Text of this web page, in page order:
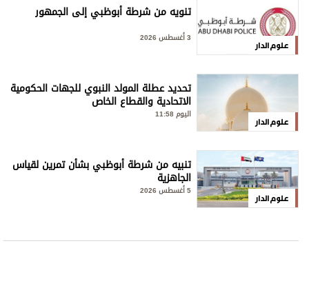
علوم الدار
تنويه من شرطة أبوظبي إلى الجمهور
علوم الدار
تحديد عطلة المولد النبوي للجهات الحكومية
الاتحادية والقطاع الخاص
اليوم 11:58
علوم الدار
تنبيه من شرطة أبوظبي بشأن تمرين لقياس
الجاهزية
5 أغسطس 2026